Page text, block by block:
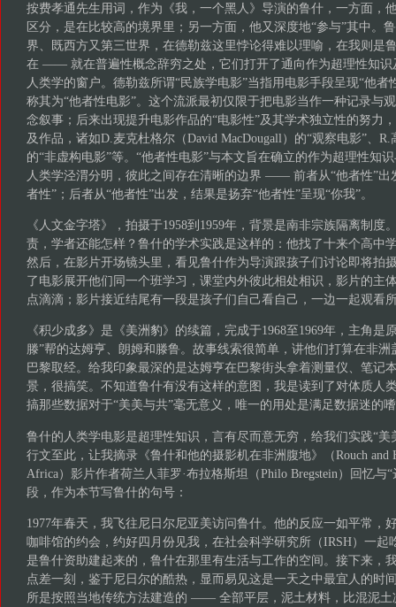
按费孝通先生用词，作为《我，一个黑人》导演的鲁什，一方面，
区分，是在比较高的境界里；另一方面，他又深度地“参与”其中。
界、既西方又第三世界，在德勒兹这里悖论得难以理喻，在我则是
在 —— 就在普遍性概念辞穷之处，它们打开了通向作为超理性知识
人类学的窗户。德勒兹所谓“民族学电影”当指用电影手段呈现“他者
称其为“他者性电影”。这个流派最初仅限于把电影当作一种记录与
念叙事；后来出现提升电影作品的“电影性”及其学术独立性的努力
及作品，诸如D.麦克杜格尔（David MacDougall）的“观察电影”、R.
的“非虚构电影”等。“他者性电影”与本文旨在确立的作为超理性知
人类学泾渭分明，彼此之间存在清晰的边界 —— 前者从“他者性”出
者性”；后者从“他者性”出发，结果是扬弃“他者性”呈现“你我”。
《人文金字塔》，拍摄于1958到1959年，背景是南非宗族隔离制度
责，学者还能怎样？鲁什的学术实践是这样的：他找了十来个高中
然后，在影片开场镜头里，看见鲁什作为导演跟孩子们讨论即将拍
了电影展开他们同一个班学习，课堂内外彼此相处相识，影片的主
点滴滴；影片接近结尾有一段是孩子们自己看自己，一边一起观看
《积少成多》是《美洲豹》的续篇，完成于1968至1969年，主角
滕”帮的达姆亨、朗姆和滕鲁。故事线索很简单，讲他们打算在非
巴黎取经。给我印象最深的是达姆亨在巴黎街头拿着测量仪、笔记
景，很搞笑。不知道鲁什有没有这样的意图，我是读到了对体质人
搞那些数据对于“美美与共”毫无意义，唯一的用处是满足数据迷的
鲁什的人类学电影是超理性知识，言有尽而意无穷，给我们实践“美
行文至此，让我摘录《鲁什和他的摄影机在非洲腹地》（Rouch and
Africa）影片作者荷兰人菲罗·布拉格斯坦（Philo Bregstein）回忆与
段，作为本节写鲁什的句号：
1977年春天，我飞往尼日尔尼亚美访问鲁什。他的反应一如平常，
咖啡馆的约会，约好四月份见我，在社会科学研究所（IRSH）一起
是鲁什资助建起来的，鲁什在那里有生活与工作的空间。接下来，
点差一刻，鉴于尼日尔的酷热，显而易见这是一天之中最宜人的时
所是按照当地传统方法建造的 —— 全部平层，泥土材料，比混泥土